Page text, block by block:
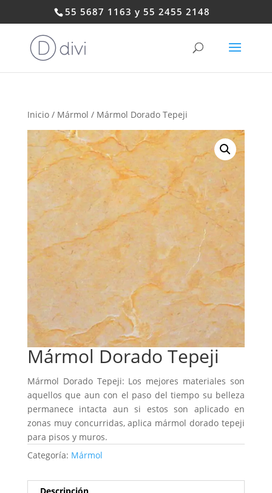
55 5687 1163 y 55 2455 2148
Inicio/ Mármol / Mármol Dorado Tepeji
Mármol Dorado Tepeji
Mármol Dorado Tepeji: Los mejores materiales son
aquellos que aun con el paso del tiempo su belleza
permanece intacta aun si estos son aplicado en
zonas muy concurridas, aplica mármol dorado tepeji
para pisos y muros.
Categoría: Mármol